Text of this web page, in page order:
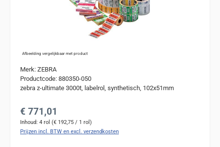
Afbeelding vergelijkbaar met product
Merk: ZEBRA
Productcode: 880350-050
zebra z-ultimate 3000t, labelrol, synthetisch, 102x51mm
Normale prijs:
€ 771,01
Inhoud: 4 rol (€ 192,75 / 1 rol)
Prijzen incl. BTW en excl. verzendkosten